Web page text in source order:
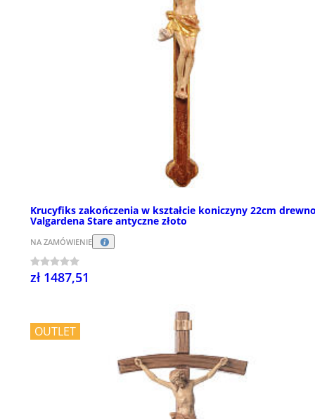
Krucyfiks zakończenia w kształcie koniczyny 22cm
Valgardena Stare antyczne złoto
NA ZAMÓWIENIE
zł 1487,51
OUTLET